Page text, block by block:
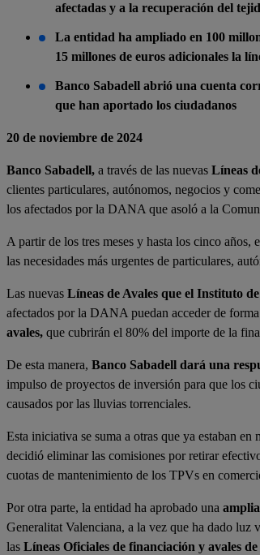
afectadas y a la recuperación del
La entidad ha ampliado en 100
15 millones de euros adicionales la
Banco Sabadell abrió una cuenta
que han aportado los ciudadanos
20 de noviembre de 2024
Banco Sabadell, a través de las nuevas Líneas
clientes particulares, autónomos, negocios y
los afectados por la DANA que asoló a la
A partir de los tres meses y hasta los cinco
las necesidades más urgentes de particulares,
Las nuevas Líneas de Avales que el Instituto
afectados por la DANA puedan acceder de
avales, que cubrirán el 80% del importe de la
De esta manera, Banco Sabadell dará una
impulso de proyectos de inversión para que los
causados por las lluvias torrenciales.
Esta iniciativa se suma a otras que ya estaban
decidió eliminar las comisiones por retirar
cuotas de mantenimiento de los TPVs en
Por otra parte, la entidad ha aprobado una
Generalitat Valenciana, a la vez que ha dado luz
las Líneas Oficiales de financiación y avales